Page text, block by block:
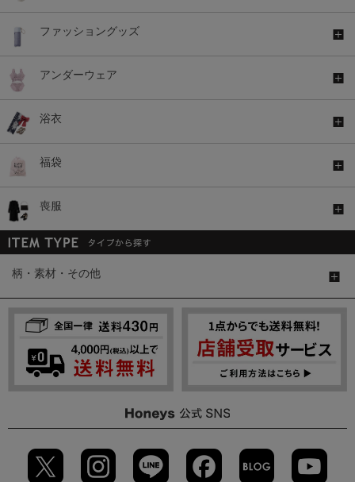
ファッショングッズ
アンダーウェア
浴衣
福袋
喪服
柄・素材・その他